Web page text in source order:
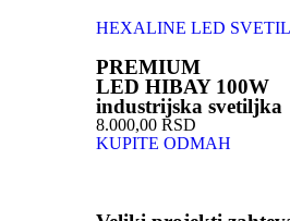
HEXALINE LED
PREMIUM
LED HIBAY 100W
industrijska svetiljka
8.000,00 RSD
KUPITE ODMAH